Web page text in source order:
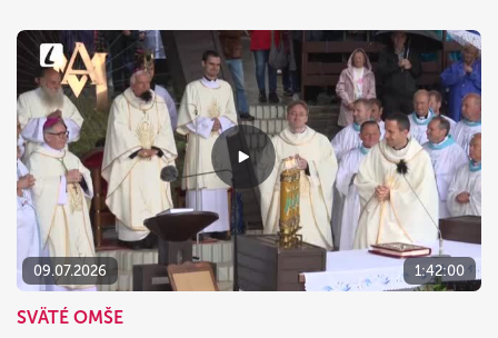
09.07.2026 1:42:00
SVÄTÉ OMŠE